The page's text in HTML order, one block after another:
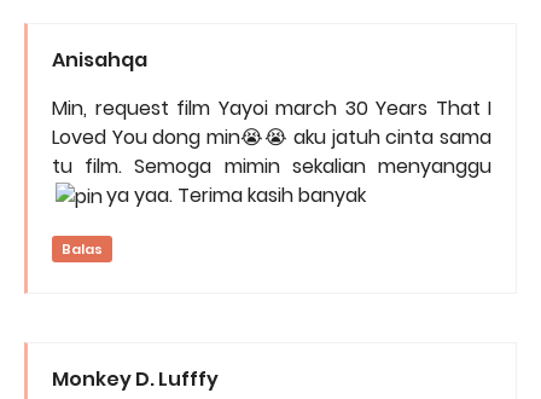
Anisahqa
Min, request film Yayoi march 30 Years That I
Loved You dong min😭😭 aku jatuh cinta sama
tu film. Semoga mimin sekalian menyanggu
ya yaa. Terima kasih banyak
Balas
Monkey D. Lufffy